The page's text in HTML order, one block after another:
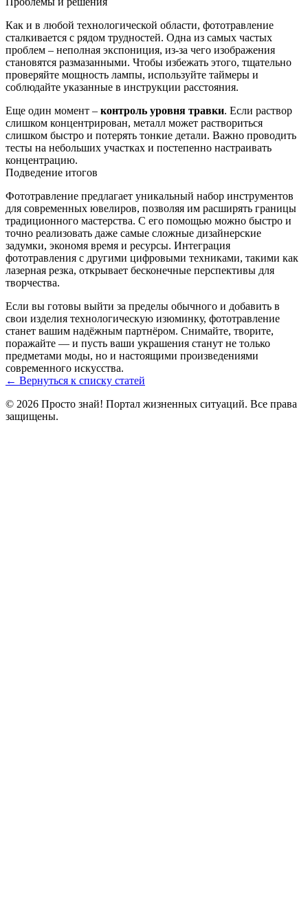
Как и в любой технологической области, фототравление
сталкивается с рядом трудностей. Одна из самых частых
проблем – неполная экспониция, из-за чего изображения
становятся размазанными. Чтобы избежать этого, тщательно
проверяйте мощность лампы, используйте таймеры и
соблюдайте указанные в инструкции расстояния.
Еще один момент – контроль уровня травки. Если раствор
слишком концентрирован, металл может раствориться
слишком быстро и потерять тонкие детали. Важно проводить
тесты на небольших участках и постепенно настраивать
концентрацию.
Подведение итогов
Фототравление предлагает уникальный набор инструментов
для современных ювелиров, позволяя им расширять границы
традиционного мастерства. С его помощью можно быстро и
точно реализовать даже самые сложные дизайнерские
задумки, экономя время и ресурсы. Интеграция
фототравления с другими цифровыми техниками, такими как
лазерная резка, открывает бесконечные перспективы для
творчества.
Если вы готовы выйти за пределы обычного и добавить в
свои изделия технологическую изюминку, фототравление
станет вашим надёжным партнёром. Снимайте, творите,
поражайте — и пусть ваши украшения станут не только
предметами моды, но и настоящими произведениями
современного искусства.
← Вернуться к списку статей
© 2026 Просто знай! Портал жизненных ситуаций. Все права
защищены.